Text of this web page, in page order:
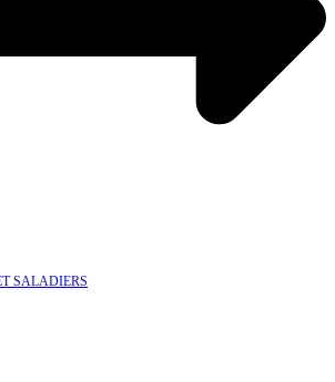
SALADIERS